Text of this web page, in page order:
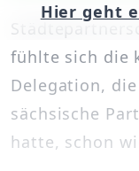
fühlte sich die
Delegation,
sächsische
hatte, schon
Hier geht